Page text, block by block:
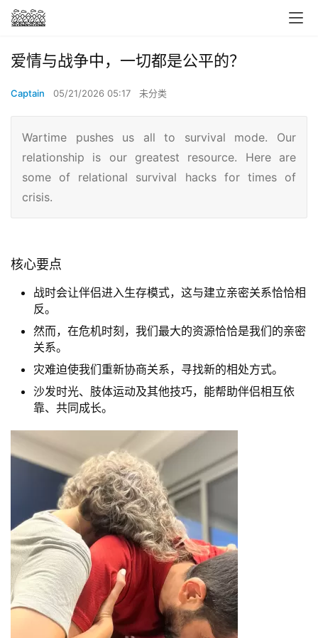
爱情与战争中，一切都是公平的？
Captain 05/21/2026 05:17 未分类
Wartime pushes us all to survival mode. Our
relationship is our greatest resource. Here are
some of relational survival hacks for times of
crisis.
核心要点
战时会让伴侣进入生存模式，这与建立亲密关系恰恰相
反。
然而，在危机时刻，我们最大的资源恰恰是我们的亲密
关系。
灾难迫使我们重新协商关系，寻找新的相处方式。
沙发时光、肢体运动及其他技巧，能帮助伴侣相互依
靠、共同成长。